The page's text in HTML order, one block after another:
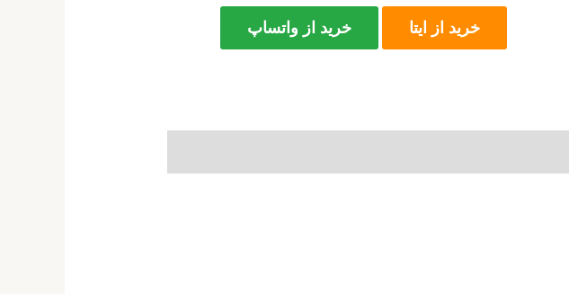
خرید از ایتا خرید از واتساپ